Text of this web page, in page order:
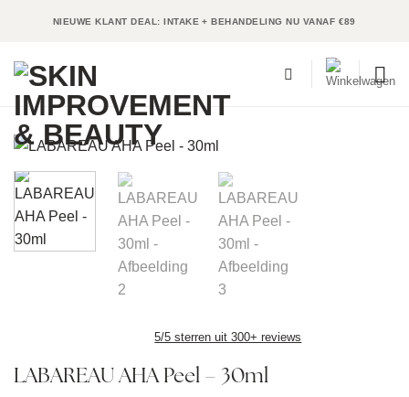
NIEUWE KLANT DEAL: INTAKE + BEHANDELING NU VANAF €89
5/5 sterren uit 300+ reviews
LABAREAU AHA Peel – 30ml